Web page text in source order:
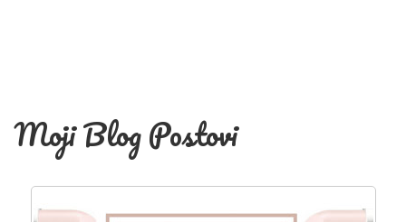
Moji Blog Postovi